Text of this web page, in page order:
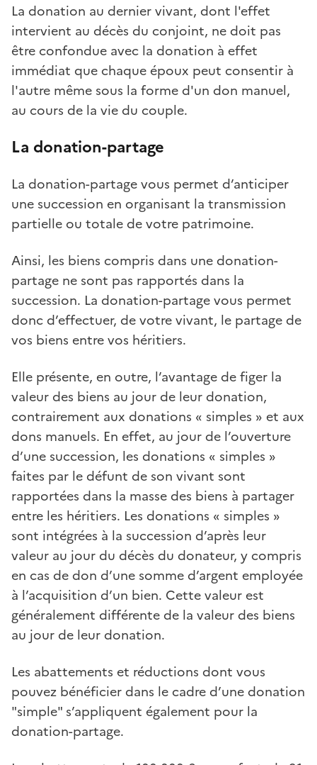
La donation au dernier vivant, dont l'effet
intervient au décès du conjoint, ne doit pas
être confondue avec la donation à effet
immédiat que chaque époux peut consentir à
l'autre même sous la forme d'un don manuel,
au cours de la vie du couple.
La donation-partage
La donation-partage vous permet d’anticiper
une succession en organisant la transmission
partielle ou totale de votre patrimoine.
Ainsi, les biens compris dans une donation-
partage ne sont pas rapportés dans la
succession. La donation-partage vous permet
donc d’effectuer, de votre vivant, le partage de
vos biens entre vos héritiers.
Elle présente, en outre, l’avantage de figer la
valeur des biens au jour de leur donation,
contrairement aux donations « simples » et aux
dons manuels. En effet, au jour de l’ouverture
d’une succession, les donations « simples »
faites par le défunt de son vivant sont
rapportées dans la masse des biens à partager
entre les héritiers. Les donations « simples »
sont intégrées à la succession d’après leur
valeur au jour du décès du donateur, y compris
en cas de don d’une somme d’argent employée
à l’acquisition d’un bien. Cette valeur est
généralement différente de la valeur des biens
au jour de leur donation.
Les abattements et réductions dont vous
pouvez bénéficier dans le cadre d’une donation
"simple" s’appliquent également pour la
donation-partage.